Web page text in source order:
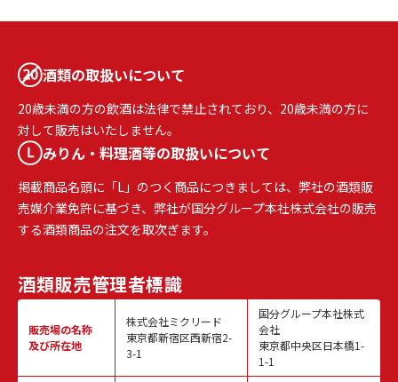
酒類の取扱いについて
20歳未満の方の飲酒は法律で禁止されており、20歳未満の方に
対して販売はいたしません。
みりん・料理酒等の取扱いについて
掲載商品名頭に「L」のつく商品につきましては、弊社の酒類販
売媒介業免許に基づき、弊社が国分グループ本社株式会社の販売
する酒類商品の注文を取次ぎます。
酒類販売管理者標識
販売場の名称
及び所在地
株式会社ミクリード
東京都新宿区西新宿2-
3-1
国分グループ本社株式
会社
東京都中央区日本橋1-
1-1